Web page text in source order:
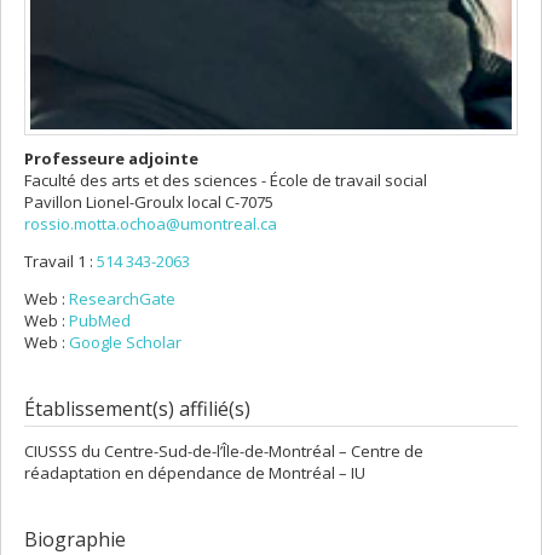
Professeure adjointe
Faculté des arts et des sciences - École de travail social
Pavillon Lionel-Groulxlocal C-7075
rossio.motta.ochoa@umontreal.ca
Travail 1 : 514 343-2063
Web : ResearchGate
Web : PubMed
Web : Google Scholar
Établissement(s) affilié(s)
CIUSSS du Centre-Sud-de-l’Île-de-Montréal – Centre de
réadaptation en dépendance de Montréal – IU
Biographie